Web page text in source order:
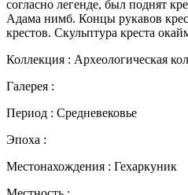
согласно легенде, был поднят
Адама нимб. Концы рукавов
крестов. Скульптура креста
Коллекция : Археологическая
Галерея :
Период : Средневековье
Эпоха :
Местонахождения : Гехаркуник